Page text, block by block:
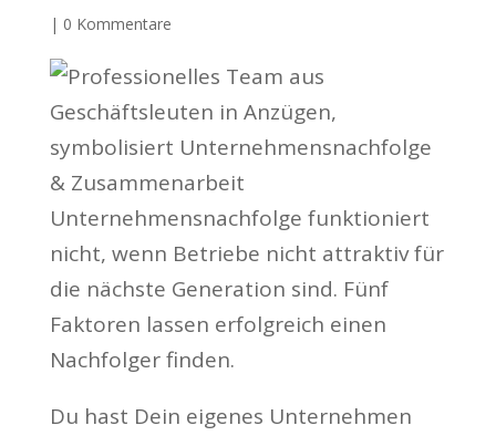
| 0 Kommentare
Unternehmensnachfolge funktioniert
nicht, wenn Betriebe nicht attraktiv für
die nächste Generation sind. Fünf
Faktoren lassen erfolgreich einen
Nachfolger finden.
Du hast Dein eigenes Unternehmen